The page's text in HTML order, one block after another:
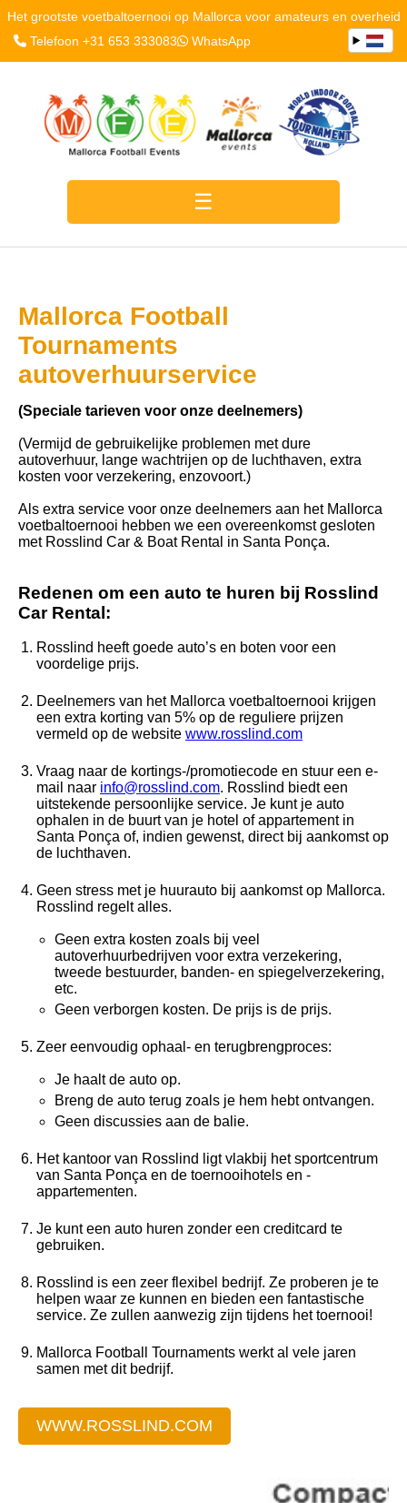
Het grootste voetbaltoernooi op Mallorca voor amateurs en overheid
Telefoon +31 653 333083
WhatsApp
Mallorca Football
Tournaments
autoverhuurservice
(Speciale tarieven voor onze deelnemers)
(Vermijd de gebruikelijke problemen met dure
autoverhuur, lange wachtrijen op de luchthaven, extra
kosten voor verzekering, enzovoort.)
Als extra service voor onze deelnemers aan het Mallorca
voetbaltoernooi hebben we een overeenkomst gesloten
met Rosslind Car & Boat Rental in Santa Ponça.
Redenen om een auto te huren bij Rosslind
Car Rental:
Rosslind heeft goede auto’s en boten voor een
voordelige prijs.
Deelnemers van het Mallorca voetbaltoernooi krijgen
een extra korting van 5% op de reguliere prijzen
vermeld op de website www.rosslind.com
Vraag naar de kortings-/promotiecode en stuur een e-
mail naar info@rosslind.com. Rosslind biedt een
uitstekende persoonlijke service. Je kunt je auto
ophalen in de buurt van je hotel of appartement in
Santa Ponça of, indien gewenst, direct bij aankomst op
de luchthaven.
Geen stress met je huurauto bij aankomst op Mallorca.
Rosslind regelt alles.
Geen extra kosten zoals bij veel
autoverhuurbedrijven voor extra verzekering,
tweede bestuurder, banden- en spiegelverzekering,
etc.
Geen verborgen kosten. De prijs is de prijs.
Zeer eenvoudig ophaal- en terugbrengproces:
Je haalt de auto op.
Breng de auto terug zoals je hem hebt ontvangen.
Geen discussies aan de balie.
Het kantoor van Rosslind ligt vlakbij het sportcentrum
van Santa Ponça en de toernooihotels en -
appartementen.
Je kunt een auto huren zonder een creditcard te
gebruiken.
Rosslind is een zeer flexibel bedrijf. Ze proberen je te
helpen waar ze kunnen en bieden een fantastische
service. Ze zullen aanwezig zijn tijdens het toernooi!
Mallorca Football Tournaments werkt al vele jaren
samen met dit bedrijf.
WWW.ROSSLIND.COM